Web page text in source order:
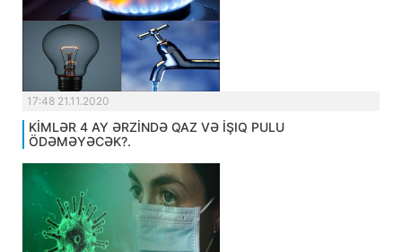
17:48 21.11.2020
KİMLƏR 4 AY ƏRZİNDƏ QAZ VƏ İŞIQ PULU
ÖDƏMƏYƏCƏK?.